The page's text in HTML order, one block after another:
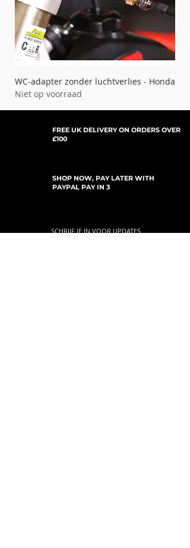
WC-adapter zonder luchtverlies - Honda
Niet op voorraad
FREE UK DELIVERY ON ORDERS OVER
£100
SHOP NOW, PAY LATER WITH
PAYPAL PAY IN 3
SCHRIJF JE IN VOOR UPDATES